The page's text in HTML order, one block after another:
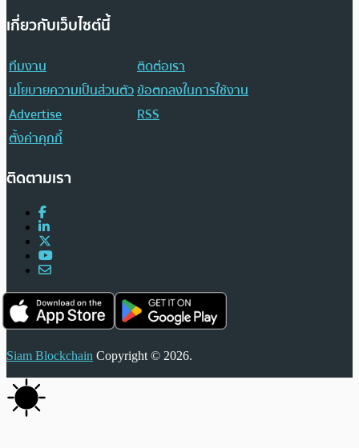
เกี่ยวกับเว็บไซต์นี้
ทีมงาน
ติดต่อเรา
นโยบายความเป็นส่วนตัวข้อตกลงในการใช้งาน
Advertise
RSS
ตั้งค่าคุกกี้
ติดตามเรา
Siam Blockchain Copyright © 2026.